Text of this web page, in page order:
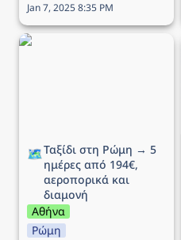
Jan 7, 2025 8:35 PM
Ταξίδι στη Ρώμη → 5
🗺️Ταξίδι στη Ρώμη → 5
ημέρες από 194€,
αεροπορικά και
διαμονή
Αθήνα
Ρώμη